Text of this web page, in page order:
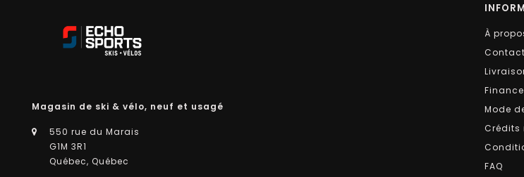
Magasin de ski & vélo, neuf et usagé
550 rue du Marais
G1M 3R1
Québec, Québec
À
Mode
Crédits
FAQ